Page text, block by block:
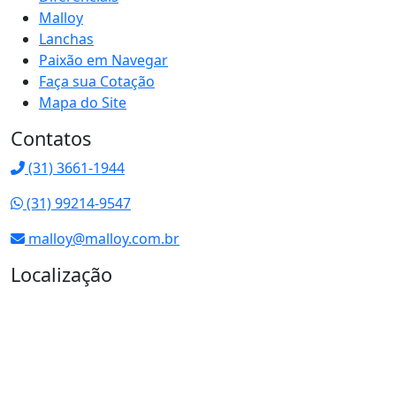
Malloy
Lanchas
Paixão em Navegar
Faça sua Cotação
Mapa do Site
Contatos
(31) 3661-1944
(31) 99214-9547
malloy@malloy.com.br
Localização